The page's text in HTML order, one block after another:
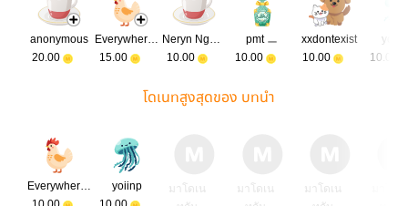
anonymous
20.00
Everywhere is happiness
15.00
Neryn Ngampuak
10.00
pmt ㅡ
10.00
xxdontexist
10.00
10.00
โดเนทสูงสุดของ บทนำ
Everywhere is happiness
yoiinp
มาโดเน
มาโดเน
มาโดเน